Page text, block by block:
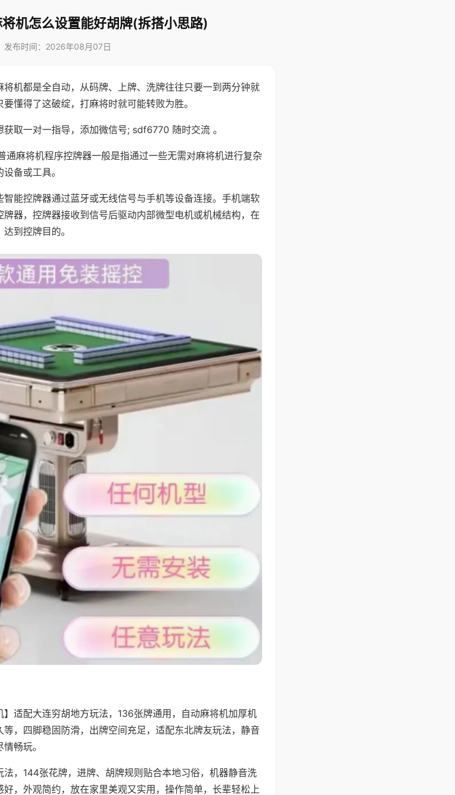
机怎么设置能好胡牌(拆搭小思路)
发布时间：2026年08月07日
机都是全自动，从码牌、上牌、洗牌往往只要一到两分钟就
懂得了这破绽，打麻将时就可能转败为胜。
取一对一指导，添加微信号; sdf6770 随时交流 。
通麻将机程序控牌器一般是指通过一些无需对麻将机进行复杂
备或工具。
能控牌器通过蓝牙或无线信号与手机等设备连接。手机端软
器，控牌器接收到信号后驱动内部微型电机或机械结构，在
到控牌目的。
】适配大连穷胡地方玩法，136张牌通用，自动麻将机加厚机
，四脚稳固防滑，出牌空间充足，适配东北牌友玩法，静音
畅玩。
，144张花牌，进牌、胡牌规则贴合本地习俗，机器静音洗
，外观简约，放在家里美观又实用，操作简单，长辈轻松上